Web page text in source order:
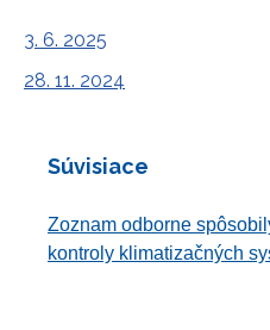
3. 6. 2025
28. 11. 2024
Súvisiace
Zoznam odborne
kontroly klimatizačných